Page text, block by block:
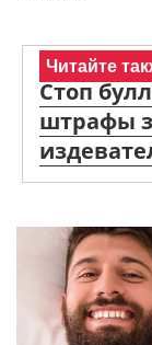
Читайте
Стоп
штрафы